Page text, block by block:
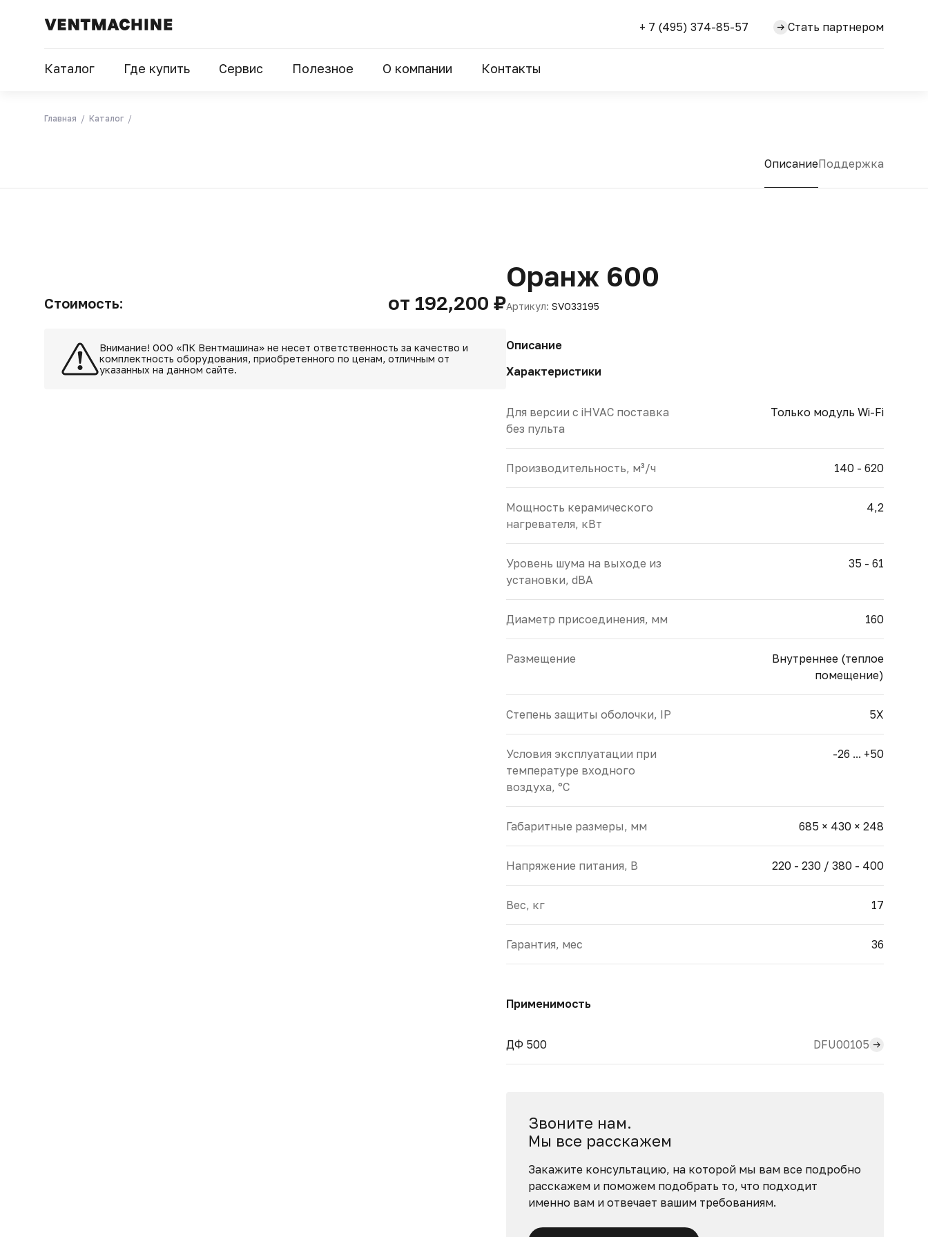
+ 7 (495) 374-85-57 Стать партнером
Каталог Где купить Сервис Полезное О компании Контакты
Главная Каталог
ОписаниеПоддержка
Стоимость: от 192,200 ₽
Внимание! ООО «ПК Вентмашина» не несет ответственность за качество и
комплектность оборудования, приобретенного по ценам, отличным от
указанных на данном сайте.
Оранж 600
Артикул: SVO33195
Описание
Характеристики
Для версии с iHVAC поставка
без пульта
Только модуль Wi-Fi
Производительность, м³/ч 140 - 620
Мощность керамического
нагревателя, кВт
4,2
Уровень шума на выходе из
установки, dBA
35 - 61
Диаметр присоединения, мм 160
Размещение
Внутреннее (теплое
помещение)
Cтепень защиты оболочки, IP 5X
Условия эксплуатации при
температуре входного
воздуха, °С
-26 ... +50
Габаритные размеры, мм 685 × 430 × 248
Напряжение питания, В 220 - 230 / 380 - 400
Вес, кг 17
Гарантия, мес 36
Применимость
ДФ 500 DFU00105
Звоните нам.
Мы все расскажем
Закажите консультацию, на которой мы вам все подробно
расскажем и поможем подобрать то, что подходит
именно вам и отвечает вашим требованиям.